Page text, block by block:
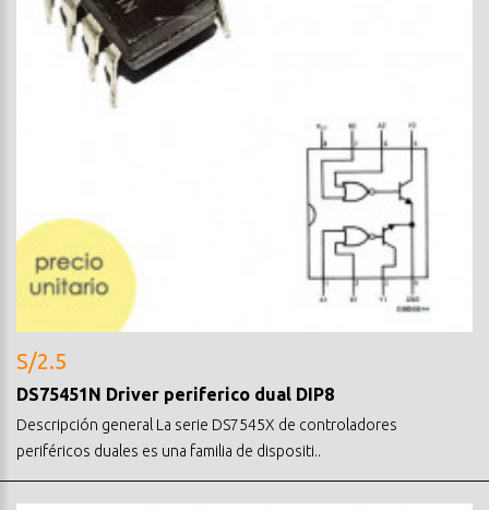
S/2.5
DS75451N Driver periferico dual DIP8
Descripción general La serie DS7545X de controladores
periféricos duales es una familia de dispositi..